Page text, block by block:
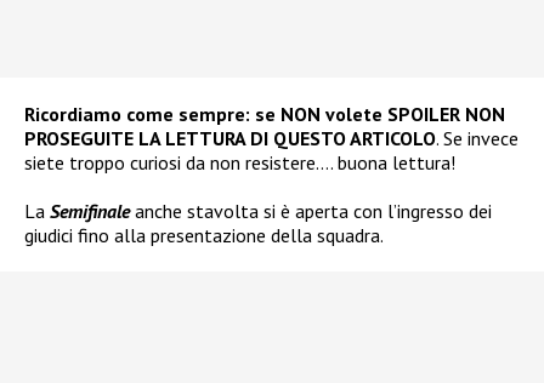
Ricordiamo come sempre: se NON volete SPOILER NON
PROSEGUITE LA LETTURA DI QUESTO ARTICOLO. Se invece
siete troppo curiosi da non resistere…. buona lettura!
La Semifinaleanche stavolta si è aperta con l’ingresso dei
giudici fino alla presentazione della squadra.